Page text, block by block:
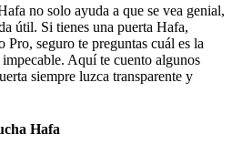
no solo ayuda a que se vea genial,
útil. Si tienes una puerta Hafa,
seguro te preguntas cuál es la
Aquí te cuento algunos
siempre luzca transparente y
Hafa